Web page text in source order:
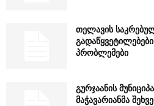
თელავის
პრობლემები
გურჯაანის
მაჭავარიანმა